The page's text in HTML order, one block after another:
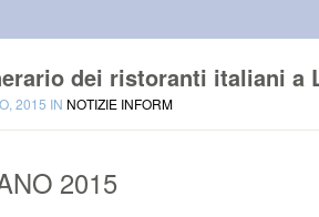
dei ristoranti italiani a
2015 IN NOTIZIE INFORM
2015